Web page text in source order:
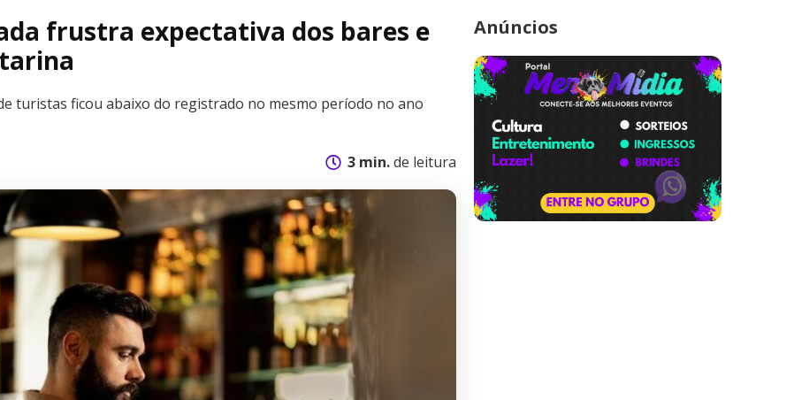
frustra expectativa dos bares e
turistas ficou abaixo do registrado no mesmo período no ano
3 min.de leitura
Anúncios